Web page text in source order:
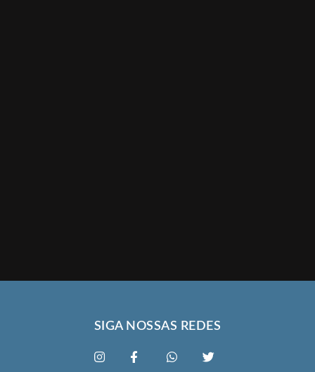
SIGA NOSSAS REDES